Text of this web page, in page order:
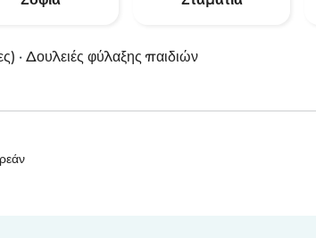
· Δουλειές φύλαξης παιδιών